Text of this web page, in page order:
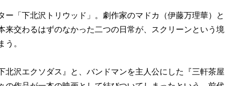
「下北沢トリウッド」。劇作家のマドカ（伊藤万理華）と
来交わるはずのなかった二つの日常が、スクリーンという境
。
沢エクソダス』と、バンドマンを主人公にした『三軒茶屋